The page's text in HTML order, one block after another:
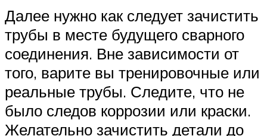
Далее нужно как следует зачистить
трубы в месте будущего сварного
соединения. Вне зависимости от
того, варите вы тренировочные или
реальные трубы. Следите, что не
было следов коррозии или краски.
Желательно зачистить детали до